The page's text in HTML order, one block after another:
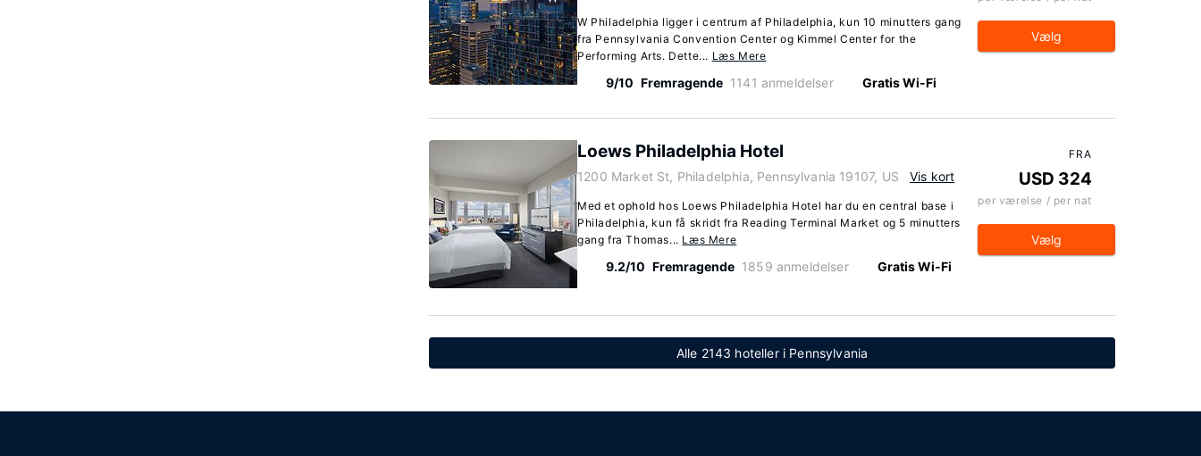
W Philadelphia ligger i centrum af Philadelphia, kun 10 minutters gang
fra Pennsylvania Convention Center og Kimmel Center for the
Performing Arts. Dette... Læs Mere
9/10 Fremragende 1141 anmeldelser Gratis Wi-Fi
Vælg
Loews Philadelphia Hotel
1200 Market St, Philadelphia, Pennsylvania 19107, US Vis kort
Med et ophold hos Loews Philadelphia Hotel har du en central base i
Philadelphia, kun få skridt fra Reading Terminal Market og 5 minutters
gang fra Thomas... Læs Mere
9.2/10 Fremragende 1859 anmeldelser Gratis Wi-Fi
FRA
USD 324
per værelse / per nat
Vælg
Alle 2143 hoteller i Pennsylvania